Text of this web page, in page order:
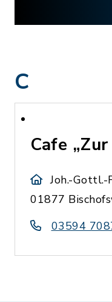
C
Cafe
Joh.-
01877
03594